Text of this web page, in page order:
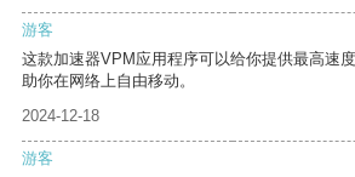
游客
这款加速器VPM应用程序可以给你提供最高速
助你在网络上自由移动。
2024-12-18
游客